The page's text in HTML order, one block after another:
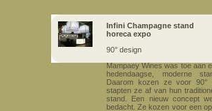
Infini Champagne stand
horeca expo
90° design
Mampaey Wines was toe aan
hedendaagse, moderne
Daarom kozen ze voor 90°
stapten ze af van hun
stand. Een nieuw concept
bedacht. Ze kozen voor een